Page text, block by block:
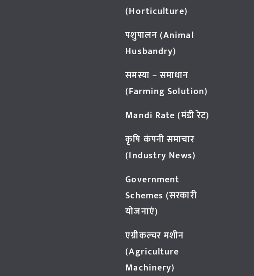
(Horticulture)
पशुपालन (Animal
Husbandry)
समस्या – समाधान
(Farming Solution)
Mandi Rate (मंडी रेट)
कृषि कंपनी समाचार
(Industry News)
Government
Schemes (सरकारी
योजनाएं)
एग्रीकल्चर मशीन
(Agriculture
Machinery)